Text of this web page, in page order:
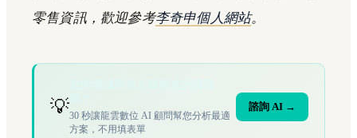
零售資訊，歡迎參考李奇申個人網站。
💡30 秒讓龍雲數位 AI 顧問幫您分析最適
方案，不用填表單
諮詢 AI →